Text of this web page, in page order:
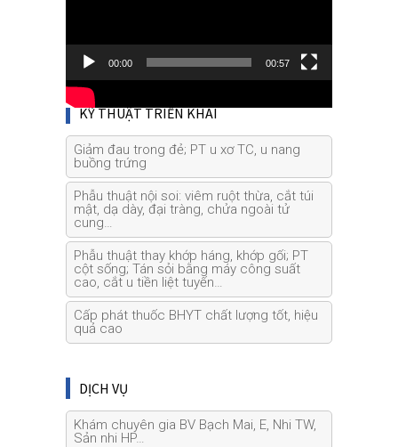
00:00 00:57
KỸ THUẬT TRIỂN KHAI
Giảm đau trong đẻ; PT u xơ TC, u nang
buồng trứng
Phẫu thuật nội soi: viêm ruột thừa, cắt túi
mật, dạ dày, đại tràng, chửa ngoài tử
cung…
Phẫu thuật thay khớp háng, khớp gối; PT
cột sống; Tán sỏi bằng máy công suất
cao, cắt u tiền liệt tuyến…
Cấp phát thuốc BHYT chất lượng tốt, hiệu
quả cao
DỊCH VỤ
Khám chuyên gia BV Bạch Mai, E, Nhi TW,
Sản nhi HP…